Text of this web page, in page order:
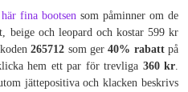
fina bootsen som påminner om de
beige och leopard och kostar 599 kr
265712 som ger40% rabattpå
hem ett par för trevliga 360 kr
jättepositiva och klacken beskrivs